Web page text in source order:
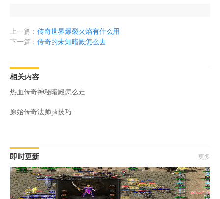
上一篇： 传奇世界爆裂火焰有什么用
下一篇： 传奇的未知暗殿怎么去
相关内容
热血传奇神秘暗殿怎么走
原始传奇法师pk技巧
即时更新 更多